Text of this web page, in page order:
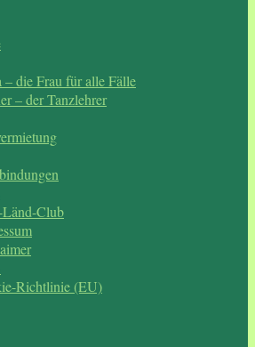
– die Frau für alle Fälle
– der Tanzlehrer
Länd-Club
Richtlinie (EU)